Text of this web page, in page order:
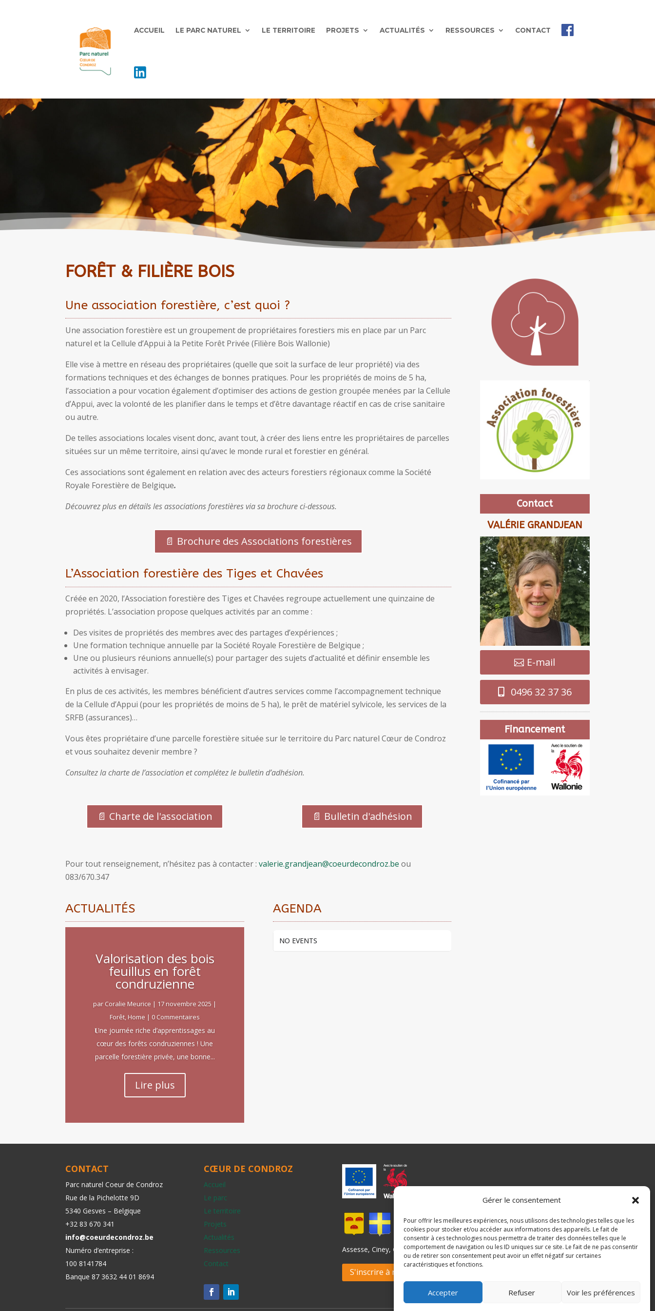
Gérer le consentement
Pour offrir les meilleures expériences, nous utilisons des technologies telles que les
cookies pour stocker et/ou accéder aux informations des appareils. Le fait de
consentir à ces technologies nous permettra de traiter des données telles que le
comportement de navigation ou les ID uniques sur ce site. Le fait de ne pas consentir
ou de retirer son consentement peut avoir un effet négatif sur certaines
caractéristiques et fonctions.
Accepter Refuser Voir les préférences
ACCUEIL LE PARC NATUREL LE TERRITOIRE PROJETS ACTUALITÉS RESSOURCES CONTACT
FORÊT & FILIÈRE BOIS
Une association forestière, c’est quoi ?
Une association forestière est un groupement de propriétaires forestiers mis en place par un Parc
naturel et la Cellule d’Appui à la Petite Forêt Privée (Filière Bois Wallonie)
Elle vise à mettre en réseau des propriétaires (quelle que soit la surface de leur propriété) via des
formations techniques et des échanges de bonnes pratiques. Pour les propriétés de moins de 5 ha,
l’association a pour vocation également d’optimiser des actions de gestion groupée menées par la Cellule
d’Appui, avec la volonté de les planifier dans le temps et d’être davantage réactif en cas de crise sanitaire
ou autre.
De telles associations locales visent donc, avant tout, à créer des liens entre les propriétaires de parcelles
situées sur un même territoire, ainsi qu’avec le monde rural et forestier en général.
Ces associations sont également en relation avec des acteurs forestiers régionaux comme la Société
Royale Forestière de Belgique.
Découvrez plus en détails les associations forestières via sa brochure ci-dessous.
📄 Brochure des Associations forestières
L’Association forestière des Tiges et Chavées
Créée en 2020, l’Association forestière des Tiges et Chavées regroupe actuellement une quinzaine de
propriétés. L’association propose quelques activités par an comme :
Des visites de propriétés des membres avec des partages d’expériences ;
Une formation technique annuelle par la Société Royale Forestière de Belgique ;
Une ou plusieurs réunions annuelle(s) pour partager des sujets d’actualité et définir ensemble les
activités à envisager.
En plus de ces activités, les membres bénéficient d’autres services comme l’accompagnement technique
de la Cellule d’Appui (pour les propriétés de moins de 5 ha), le prêt de matériel sylvicole, les services de la
SRFB (assurances)…
Vous êtes propriétaire d’une parcelle forestière située sur le territoire du Parc naturel Cœur de Condroz
et vous souhaitez devenir membre ?
Consultez la charte de l’association et complétez le bulletin d’adhésion.
📄 Charte de l'association 📄 Bulletin d'adhésion
Pour tout renseignement, n’hésitez pas à contacter : valerie.grandjean@coeurdecondroz.be ou
083/670.347
ACTUALITÉS
Valorisation des bois
feuillus en forêt
condruzienne
par Coralie Meurice | 17 novembre 2025 |
Forêt, Home | 0 Commentaires
𝐔ne journée riche d’apprentissages au
cœur des forêts condruziennes ! Une
parcelle forestière privée, une bonne...
Lire plus
AGENDA
NO EVENTS
Contact
VALÉRIE GRANDJEAN
E-mail
0496 32 37 36
Financement
CONTACT
Parc naturel Coeur de Condroz
Rue de la Pichelotte 9D
5340 Gesves – Belgique
+32 83 670 341
info@coeurdecondroz.be
Numéro d’entreprise :
100 8141784
Banque 87 3632 44 01 8694
CŒUR DE CONDROZ
Accueil
Le parc
Le territoire
Projets
Actualités
Ressources
Contact
Assesse, Ciney, Gesves, Hamois, Havelange et Ohey
S'inscrire à notre newsletter